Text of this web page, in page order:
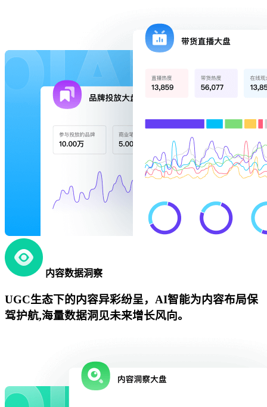
内容数据洞察
UGC生态下的内容异彩纷呈，AI智能为内容布局保
驾护航,海量数据洞见未来增长风向。